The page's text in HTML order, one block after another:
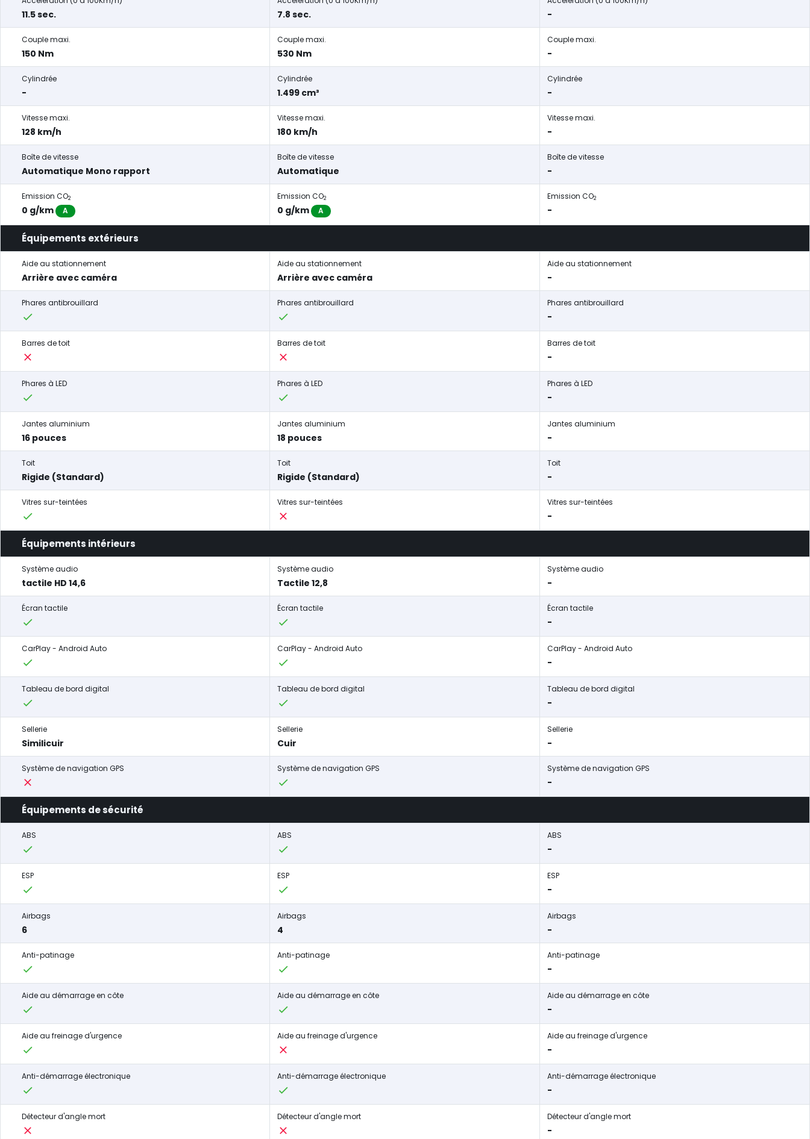
11.5 sec. 7.8 sec. -
Couple maxi.
150 Nm
Couple maxi.
530 Nm
Couple maxi.
-
Cylindrée
-
Cylindrée
1.499 cm³
Cylindrée
-
Vitesse maxi.
128 km/h
Vitesse maxi.
180 km/h
Vitesse maxi.
-
Boîte de vitesse
Automatique Mono rapport
Boîte de vitesse
Automatique
Boîte de vitesse
-
Emission CO2
0 g/km A
Emission CO2
0 g/km A
Emission CO2
-
Équipements extérieurs
Aide au stationnement
Arrière avec caméra
Aide au stationnement
Arrière avec caméra
Aide au stationnement
-
Phares antibrouillard Phares antibrouillard Phares antibrouillard
-
Barres de toit Barres de toit Barres de toit
-
Phares à LED Phares à LED Phares à LED
-
Jantes aluminium
16 pouces
Jantes aluminium
18 pouces
Jantes aluminium
-
Toit
Rigide (Standard)
Toit
Rigide (Standard)
Toit
-
Vitres sur-teintées Vitres sur-teintées Vitres sur-teintées
-
Équipements intérieurs
Système audio
tactile HD 14,6
Système audio
Tactile 12,8
Système audio
-
Écran tactile Écran tactile Écran tactile
-
CarPlay - Android Auto CarPlay - Android Auto CarPlay - Android Auto
-
Tableau de bord digital Tableau de bord digital Tableau de bord digital
-
Sellerie
Similicuir
Sellerie
Cuir
Sellerie
-
Système de navigation GPS Système de navigation GPS Système de navigation GPS
-
Équipements de sécurité
ABS ABS ABS
-
ESP ESP ESP
-
Airbags
6
Airbags
4
Airbags
-
Anti-patinage Anti-patinage Anti-patinage
-
Aide au démarrage en côte Aide au démarrage en côte Aide au démarrage en côte
-
Aide au freinage d'urgence Aide au freinage d'urgence Aide au freinage d'urgence
-
Anti-démarrage électronique Anti-démarrage électronique Anti-démarrage électronique
-
Détecteur d'angle mort Détecteur d'angle mort Détecteur d'angle mort
-